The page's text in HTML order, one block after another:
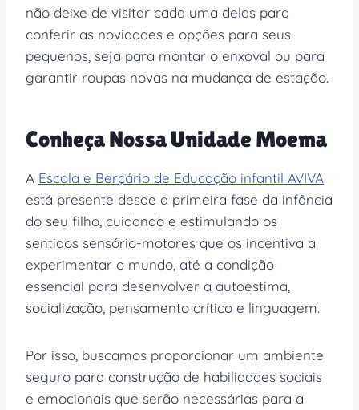
não deixe de visitar cada uma delas para
conferir as novidades e opções para seus
pequenos, seja para montar o enxoval ou para
garantir roupas novas na mudança de estação.
Conheça Nossa Unidade Moema
A Escola e Berçário de Educação infantil AVIVA
está presente desde a primeira fase da infância
do seu filho, cuidando e estimulando os
sentidos sensório-motores que os incentiva a
experimentar o mundo, até a condição
essencial para desenvolver a autoestima,
socialização, pensamento crítico e linguagem.
Por isso, buscamos proporcionar um ambiente
seguro para construção de habilidades sociais
e emocionais que serão necessárias para a